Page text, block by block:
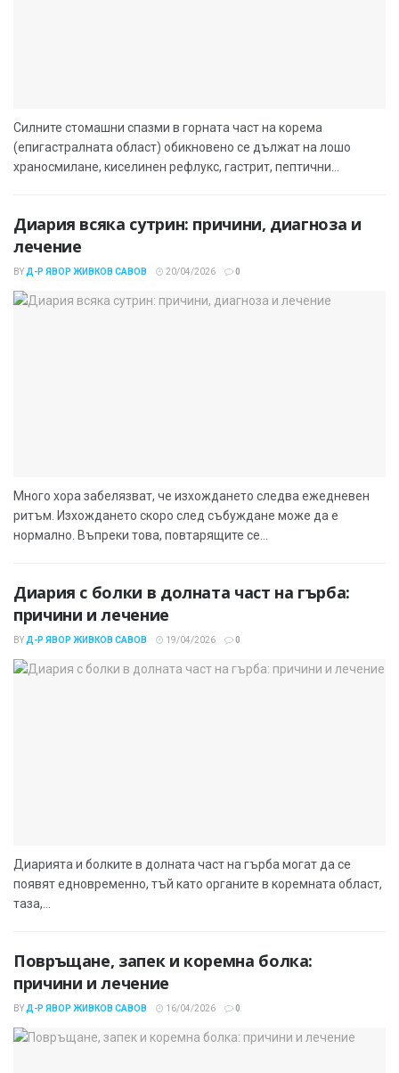
Силните стомашни спазми в горната част на корема
(епигастралната област) обикновено се дължат на лошо
храносмилане, киселинен рефлукс, гастрит, пептични...
Диария всяка сутрин: причини, диагноза и
лечение
BY Д-Р ЯВОР ЖИВКОВ САВОВ 20/04/2026 0
Много хора забелязват, че изхождането следва ежедневен
ритъм. Изхождането скоро след събуждане може да е
нормално. Въпреки това, повтарящите се...
Диария с болки в долната част на гърба:
причини и лечение
BY Д-Р ЯВОР ЖИВКОВ САВОВ 19/04/2026 0
Диарията и болките в долната част на гърба могат да се
появят едновременно, тъй като органите в коремната област,
таза,...
Повръщане, запек и коремна болка:
причини и лечение
BY Д-Р ЯВОР ЖИВКОВ САВОВ 16/04/2026 0